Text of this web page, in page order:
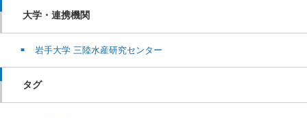
大学・連携機関
岩手大学 三陸水産研究センター
タグ